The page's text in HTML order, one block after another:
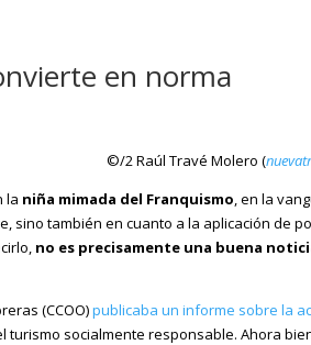
en norma
©/2 Raúl Travé Molero (
la niña mimada del Franquismo, en la
sino también en cuanto a la aplicación de
no es precisamente una buena
(CCOO)publicaba un informe sobre la
socialmente responsable. Ahora